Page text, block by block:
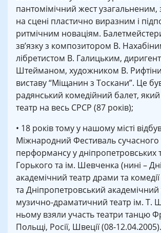
пантомімічний жест узагальненим,
на сцені пластично виразним і
ритмічним новаціям.
зв’язку з композитором В.
лібретистом В. Галицьким,
Штейманом, художником В.
виставу “Міщанин з Тоскани”. Це
радянський комедійний балет,
театр на весь СРСР (87 років);
• 18 років тому у нашому місті
Міжнародний Фестиваль сучасного
перформансу у дніпропетровських
Горького та ім. Шевченка (нині –
академічний театр драми та
та Дніпропетровський академічний
музично-драматичний театр ім. Т.
ньому взяли участь театри танцю
Польщі, Росії, Швеції (08-12.04.2005).